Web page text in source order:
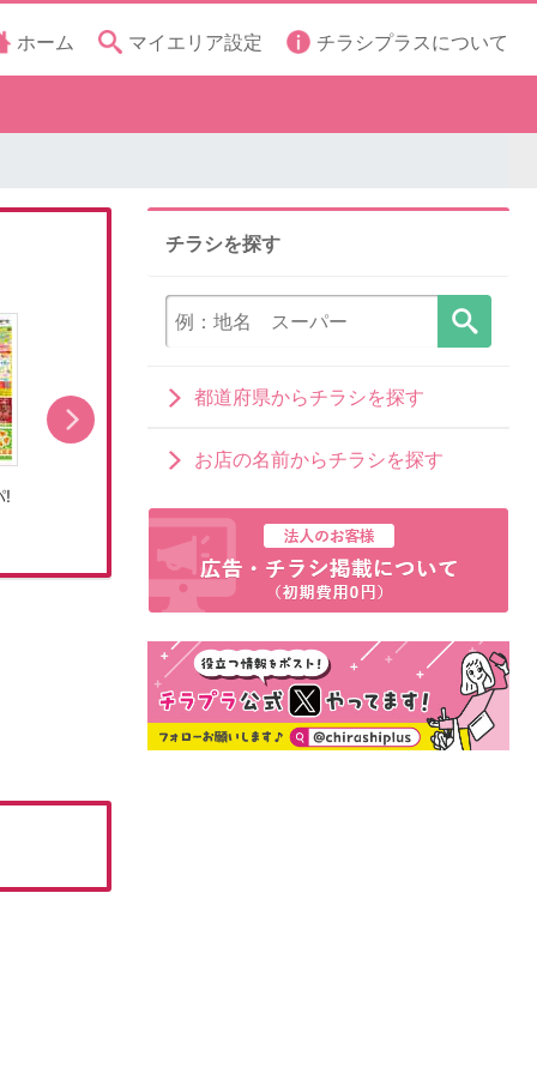
ホーム マイエリア設定 チラシプラスについて
!
チラシを探す
都道府県からチラシを探す
お店の名前からチラシを探す